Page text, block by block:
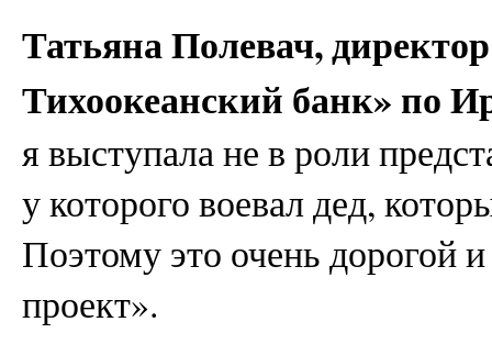
Татьяна Полевач,
Тихоокеанский банк» по
я выступала не в роли
у которого воевал дед,
Поэтому это очень дорогой
проект».